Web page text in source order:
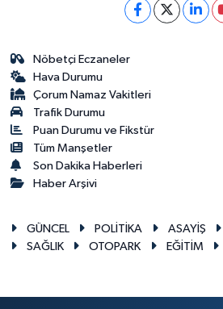
Nöbetçi Eczaneler
Hava Durumu
Çorum Namaz Vakitleri
Trafik Durumu
Puan Durumu ve Fikstür
Tüm Manşetler
Son Dakika Haberleri
Haber Arşivi
GÜNCEL POLİTİKA ASAYİŞ
SAĞLIK
OTOPARK EĞİTİM